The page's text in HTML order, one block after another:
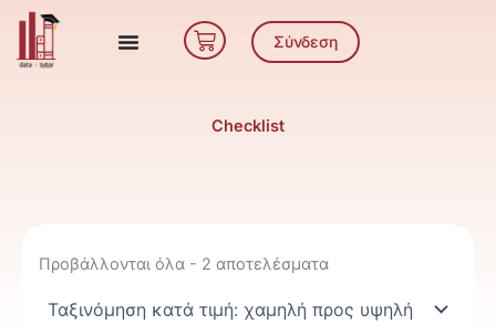
Μετάβαση
περιεχόμενο
Cart Σύνδεση
Checklist
Προβάλλονται όλα - 2 αποτελέσματαby
to
high